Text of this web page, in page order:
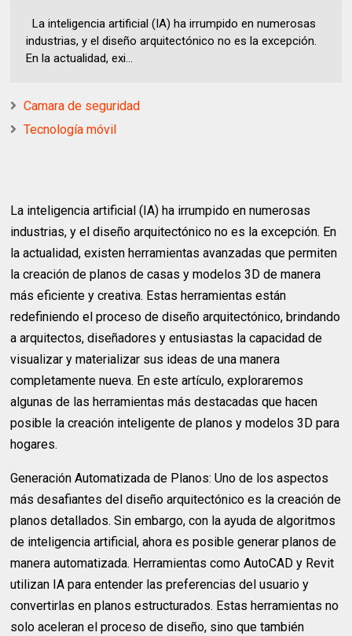
La inteligencia artificial (IA) ha irrumpido en numerosas
industrias, y el diseño arquitectónico no es la excepción.
En la actualidad, exi...
Camara de seguridad
Tecnología móvil
La inteligencia artificial (IA) ha irrumpido en numerosas
industrias, y el diseño arquitectónico no es la excepción. En
la actualidad, existen herramientas avanzadas que permiten
la creación de planos de casas y modelos 3D de manera
más eficiente y creativa. Estas herramientas están
redefiniendo el proceso de diseño arquitectónico, brindando
a arquitectos, diseñadores y entusiastas la capacidad de
visualizar y materializar sus ideas de una manera
completamente nueva. En este artículo, exploraremos
algunas de las herramientas más destacadas que hacen
posible la creación inteligente de planos y modelos 3D para
hogares.
Generación Automatizada de Planos: Uno de los aspectos
más desafiantes del diseño arquitectónico es la creación de
planos detallados. Sin embargo, con la ayuda de algoritmos
de inteligencia artificial, ahora es posible generar planos de
manera automatizada. Herramientas como AutoCAD y Revit
utilizan IA para entender las preferencias del usuario y
convertirlas en planos estructurados. Estas herramientas no
solo aceleran el proceso de diseño, sino que también